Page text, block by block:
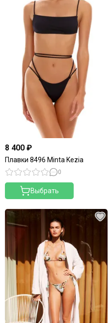
8 400 ₽
Плавки 8496 Minta Kezia
0
Выбрать